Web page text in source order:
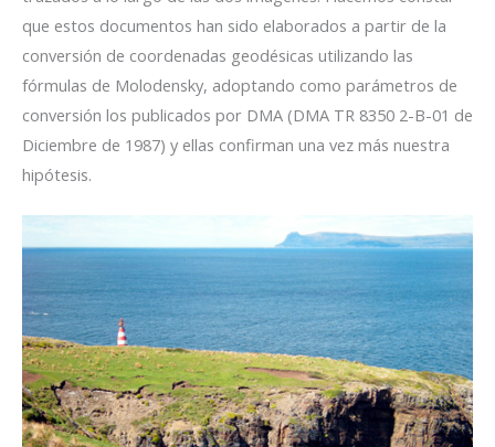
que estos documentos han sido elaborados a partir de la
conversión de coordenadas geodésicas utilizando las
fórmulas de Molodensky, adoptando como parámetros de
conversión los publicados por DMA (DMA TR 8350 2-B-01 de
Diciembre de 1987) y ellas confirman una vez más nuestra
hipótesis.